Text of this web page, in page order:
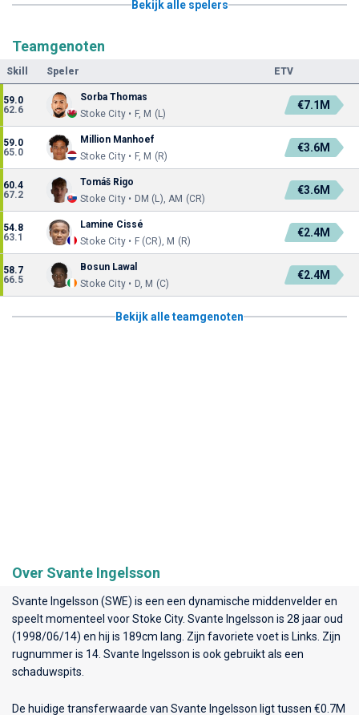
Bekijk alle spelers
Teamgenoten
Skill Speler ETV
59.0
62.6
Sorba Thomas
Stoke City • F, M (L)
€7.1M
59.0
65.0
Million Manhoef
Stoke City • F, M (R)
€3.6M
60.4
67.2
Tomáš Rigo
Stoke City • DM (L), AM (CR)
€3.6M
54.8
63.1
Lamine Cissé
Stoke City • F (CR), M (R)
€2.4M
58.7
66.5
Bosun Lawal
Stoke City • D, M (C)
€2.4M
Bekijk alle teamgenoten
Over Svante Ingelsson
Svante Ingelsson (SWE) is een een dynamische middenvelder en
speelt momenteel voorStoke City. Svante Ingelsson is 28 jaar oud
(1998/06/14) en hij is 189cm lang. Zijn favoriete voet is Links. Zijn
rugnummer is 14. Svante Ingelsson is ook gebruikt als een
schaduwspits.
De huidige transferwaarde van Svante Ingelsson ligt tussen €0.7M